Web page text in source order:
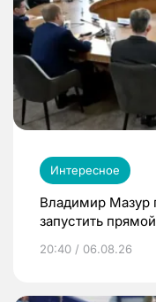
Интересное
Владимир Мазур
запустить
20:40 / 06.08.26